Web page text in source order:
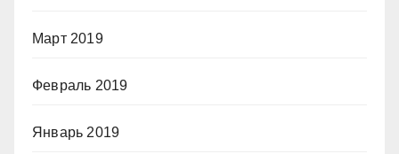
Март 2019
Февраль 2019
Январь 2019